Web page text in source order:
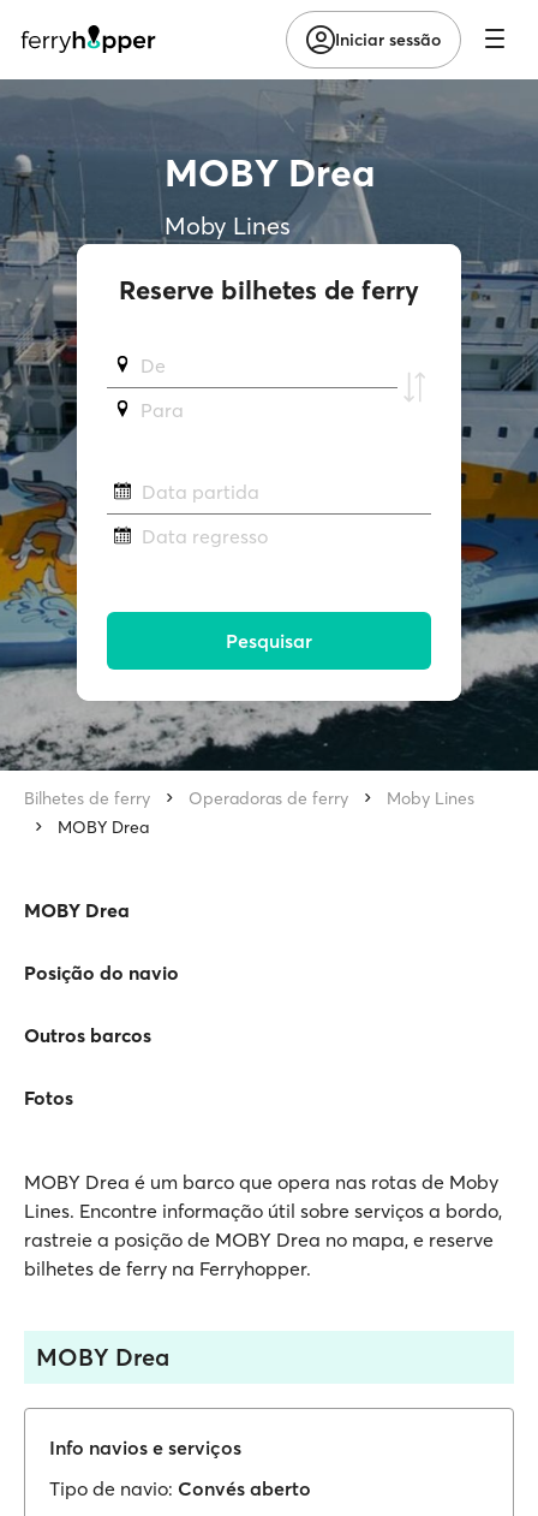
Iniciar sessão
MOBY Drea
Moby Lines
Reserve bilhetes de ferry
De
Para
Data partida
Data regresso
Pesquisar
Bilhetes de ferry Operadoras de ferry
Moby Lines
MOBY Drea
MOBY Drea
Posição do navio
Outros barcos
Fotos
MOBY Drea é um barco que opera nas rotas de Moby
Lines. Encontre informação útil sobre serviços a bordo,
rastreie a posição de MOBY Drea no mapa, e reserve
bilhetes de ferry na Ferryhopper.
MOBY Drea
Info navios e serviços
Tipo de navio: Convés aberto